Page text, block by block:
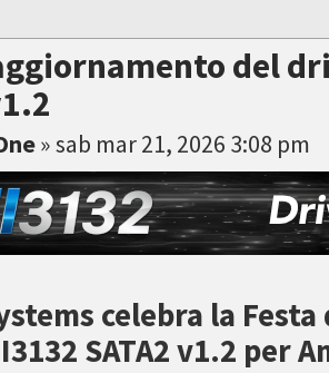
del
» sab mar 21, 2026 3:08 pm
celebra la
SATA2 v1.2 per